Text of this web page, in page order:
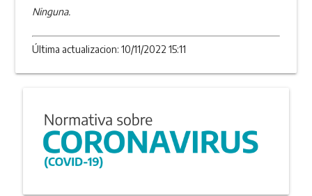
Ninguna.
Última actualizacion: 10/11/2022 15:11